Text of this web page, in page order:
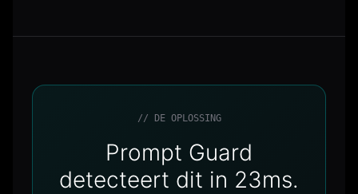
// DE OPLOSSING
Prompt Guard
detecteert dit in 23ms.